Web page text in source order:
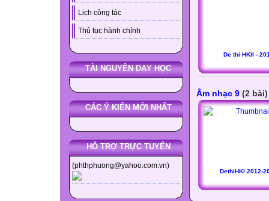
Lịch công tác
Thủ tục hành chính
TÀI NGUYÊN DẠY HỌC
CÁC Ý KIẾN MỚI NHẤT
HỖ TRỢ TRỰC TUYẾN
(phthphuong@yahoo.com.vn)
De thi HKII -
Âm nhạc 9 (2 bài)
DethiHKI 2012-